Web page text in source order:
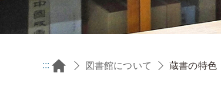
::: 図書館について 蔵書の特色